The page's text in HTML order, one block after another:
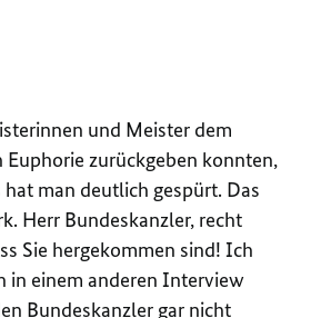
und Meister dem
zurückgeben konnten,
man deutlich gespürt. Das
Herr Bundeskanzler, recht
Sie hergekommen sind! Ich
in einem anderen Interview
Bundeskanzler gar nicht